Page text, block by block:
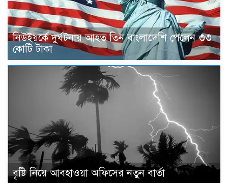
নিউইয়র্কে দুর্ঘটনায় আহত তিন বাংলাদেশি পেলেন ৩৩
কোটি টাকা
বৃষ্টি নিয়ে আবহাওয়া অফিসের নতুন বার্তা